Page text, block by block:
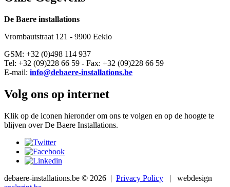
De Baere installations
Vrombautstraat 121 - 9900 Eeklo
GSM: +32 (0)498 114 937
Tel: +32 (09)228 66 59 - Fax: +32 (09)228 66 59
E-mail: info@debaere-installations.be
Volg ons op internet
Klik op de iconen hieronder om ons te volgen en op de hoogte te
blijven over De Baere Installations.
debaere-installations.be © 2026 | Privacy Policy | webdesign